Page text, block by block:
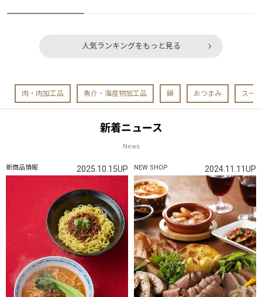
人気ランキングをもっと見る
肉・肉加工品 魚介・海産物加工品 鍋 おつまみ スー
新着ニュース
News
新商品情報 2025.10.15UP NEW SHOP 2024.11.11UP